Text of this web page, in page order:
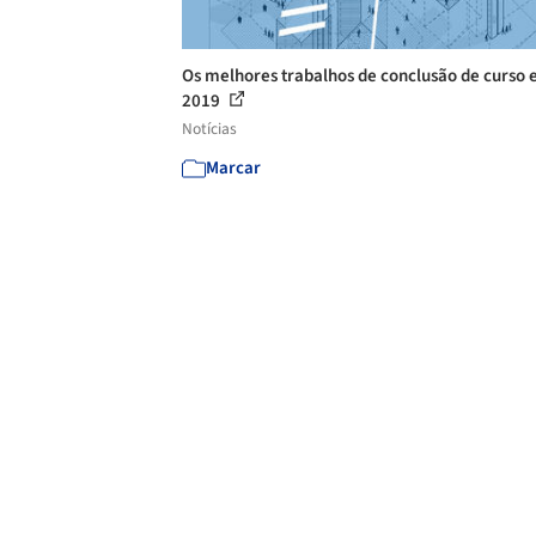
Os melhores trabalhos de conclusão de curso
2019
Notícias
Marcar